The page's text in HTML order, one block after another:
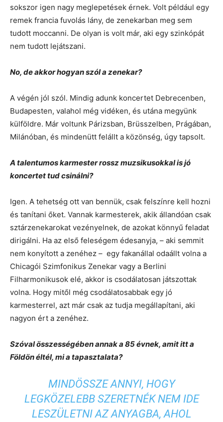
sokszor igen nagy meglepetések érnek. Volt például egy
remek francia fuvolás lány, de zenekarban meg sem
tudott moccanni. De olyan is volt már, aki egy szinkópát
nem tudott lejátszani.
No, de akkor hogyan szól a zenekar?
A végén jól szól. Mindig adunk koncertet Debrecenben,
Budapesten, valahol még vidéken, és utána megyünk
külföldre. Már voltunk Párizsban, Brüsszelben, Prágában,
Milánóban, és mindenütt felállt a közönség, úgy tapsolt.
A talentumos karmester rossz muzsikusokkal is jó
koncertet tud csinálni?
Igen. A tehetség ott van bennük, csak felszínre kell hozni
és tanítani őket. Vannak karmesterek, akik állandóan csak
sztárzenekarokat vezényelnek, de azokat könnyű feladat
dirigálni. Ha az első feleségem édesanyja, – aki semmit
nem konyított a zenéhez – egy fakanállal odaállt volna a
Chicagói Szimfonikus Zenekar vagy a Berlini
Filharmonikusok elé, akkor is csodálatosan játszottak
volna. Hogy mitől még csodálatosabbak egy jó
karmesterrel, azt már csak az tudja megállapítani, aki
nagyon ért a zenéhez.
Szóval összességében annak a 85 évnek, amit itt a
Földön éltél, mi a tapasztalata?
MINDÖSSZE ANNYI, HOGY
LEGKÖZELEBB SZERETNÉK NEM IDE
LESZÜLETNI AZ ANYAGBA, AHOL